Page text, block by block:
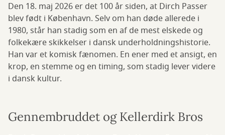
Den 18. maj 2026 er det 100 år siden, at Dirch Passer
blev født i København. Selv om han døde allerede i
1980, står han stadig som en af de mest elskede og
folkekære skikkelser i dansk underholdningshistorie.
Han var et komisk fænomen. En ener med et ansigt, en
krop, en stemme og en timing, som stadig lever videre
i dansk kultur.
Gennembruddet og Kellerdirk Bros